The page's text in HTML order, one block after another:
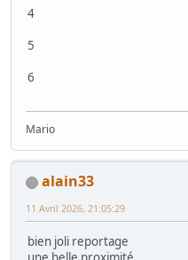
4
5
6
Mario
alain33
11 Avril 2026, 21:05:29
bien joli reportage